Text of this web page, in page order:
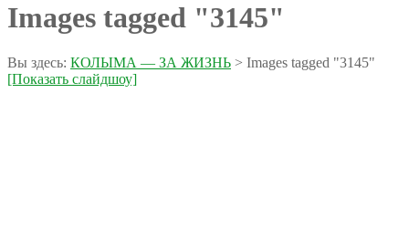
Images tagged "3145"
Вы здесь: КОЛЫМА — ЗА ЖИЗНЬ > Images tagged "3145"
[Показать слайдшоу]